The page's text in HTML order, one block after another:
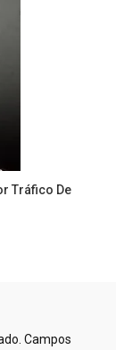
Tráfico De
Campos